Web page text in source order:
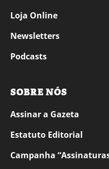
Loja Online
Newsletters
Podcasts
SOBRE NÓS
Assinar a Gazeta
Estatuto Editorial
Campanha